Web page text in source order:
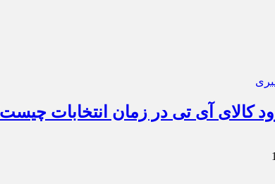
کالای آی تی در زمان انتخابات